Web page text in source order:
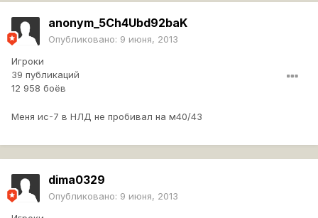
anonym_5Ch4Ubd92baK
Опубликовано: 9 июня, 2013
Игроки
39 публикаций
12 958 боёв
Меня ис-7 в НЛД не пробивал на м40/43
dima0329
Опубликовано: 9 июня, 2013